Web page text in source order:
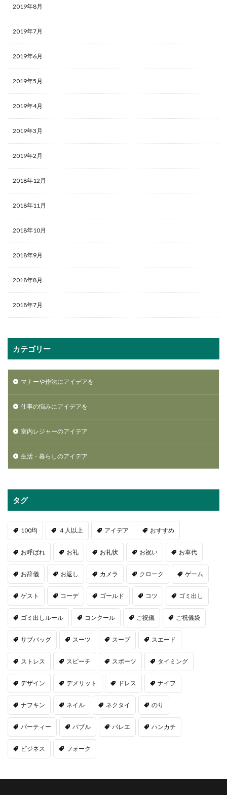
2019年8月
2019年7月
2019年6月
2019年5月
2019年4月
2019年3月
2019年2月
2018年12月
2018年11月
2018年10月
2018年9月
2018年8月
2018年7月
カテゴリー
マナーや作法にアイデアを
仕事の悩みにアイデアを
室内レジャーのアイデア
生活・暮らしのアイデア
タグ
100均 ４人以上 アイデア おすすめ
お呼ばれ お礼 お礼状 お祝い お車代
お辞儀 お返し カメラ クローク ゲーム
ゲスト コーデ ゴールド コツ ゴミ出し
ゴミ出しルール コンクール ご祝儀 ご祝儀袋
サブバッグ スーツ スープ スエード
ストレス スピーチ スポーツ タイミング
デザイン デメリット ドレス ナイフ
ナフキン ネイル ネクタイ のり
パーティー バブル バレエ ハンカチ
ビジネス フォーク